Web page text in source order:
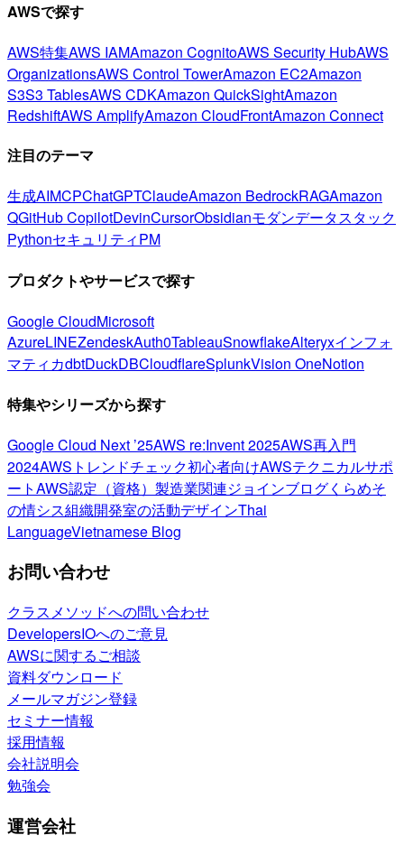
AWSで探す
AWS特集AWS IAMAmazon CognitoAWS Security HubAWS
OrganizationsAWS Control TowerAmazon EC2Amazon
S3S3 TablesAWS CDKAmazon QuickSightAmazon
RedshiftAWS AmplifyAmazon CloudFrontAmazon Connect
注目のテーマ
生成AIMCPChatGPTClaudeAmazon BedrockRAGAmazon
QGitHub CopilotDevinCursorObsidianモダンデータスタック
PythonセキュリティPM
プロダクトやサービスで探す
Google CloudMicrosoft
AzureLINEZendeskAuth0TableauSnowflakeAlteryxインフォ
マティカdbtDuckDBCloudflareSplunkVision OneNotion
特集やシリーズから探す
Google Cloud Next ’25AWS re:Invent 2025AWS再入門
2024AWSトレンドチェック初心者向けAWSテクニカルサポ
ートAWS認定（資格） 製造業関連ジョインブログくらめそ
の情シス組織開発室の活動デザインThai
LanguageVietnamese Blog
お問い合わせ
クラスメソッドへの問い合わせ
DevelopersIOへのご意見
AWSに関するご相談
資料ダウンロード
メールマガジン登録
セミナー情報
採用情報
会社説明会
勉強会
運営会社